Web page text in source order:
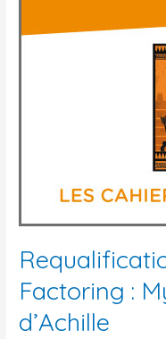
Factoring :
d’Achille